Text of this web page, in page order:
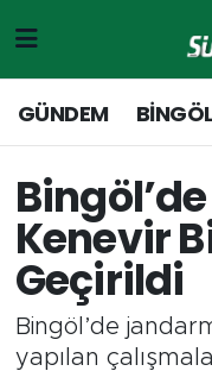
GÜNDEM BİNGÖL
Kenevir
Geçirildi
Bingöl’de
yapılan
Genç
Solhan
Karlıova
Adaklı-Kiğı
Merkez Hava
Merkez Trafik
Süper Lig
Tüm Manşetler